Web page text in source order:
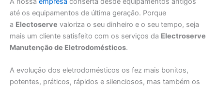
até os equipamentos de última geração. Porque
a Electoserve valoriza o seu dinheiro e o seu tempo, seja
mais um cliente satisfeito com os serviços da Electroserve
Manutenção de Eletrodomésticos.
A evolução dos eletrodomésticos os fez mais bonitos,
potentes, práticos, rápidos e silenciosos, mas também os